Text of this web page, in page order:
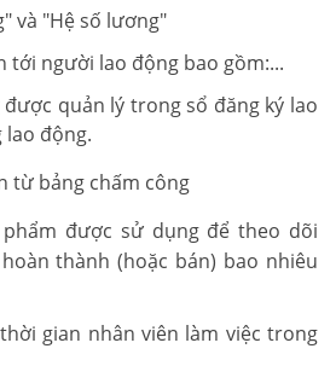
và "Hệ số lương"
tới người lao động bao gồm:...
quản lý trong sổ đăng ký lao
lao động.
từ bảng chấm công
được sử dụng để theo dõi
thành (hoặc bán) bao nhiêu
gian nhân viên làm việc trong